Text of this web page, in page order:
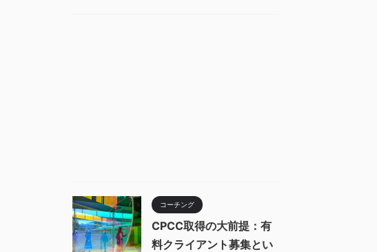
コーチング
CPCC取得の大前提：有
料クライアント募集とい